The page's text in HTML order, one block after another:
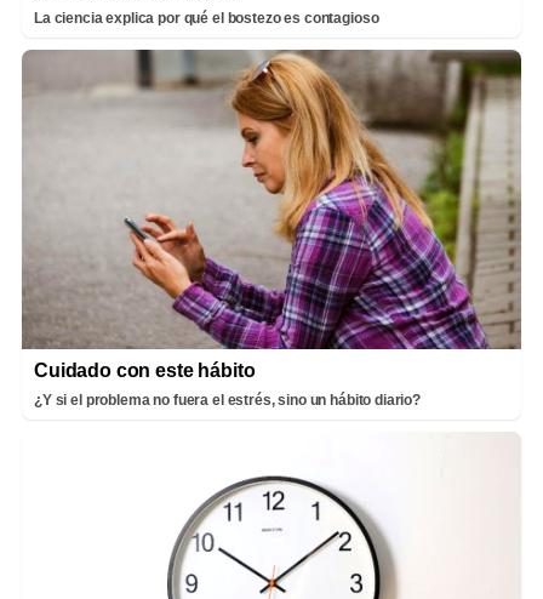
La ciencia explica por qué el bostezo es contagioso
Cuidado con este hábito
¿Y si el problema no fuera el estrés, sino un hábito diario?